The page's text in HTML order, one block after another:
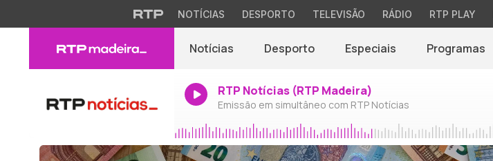
NOTÍCIAS DESPORTO TELEVISÃO RÁDIO RTP PLAY
Notícias Desporto Especiais Programas
RTP Notícias (RTP Madeira)
Emissão em simultâneo com RTP Notícias